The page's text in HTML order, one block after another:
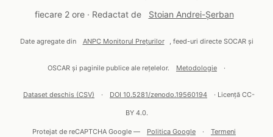
fiecare 2 ore · Redactat de
Stoian Andrei-Șerban
Date agregate din ANPC Monitorul Prețurilor , feed-uri directe SOCAR și
OSCAR și paginile publice ale rețelelor. Metodologie ·
Dataset deschis (CSV) · DOI 10.5281/zenodo.19560194 · Licență CC-
BY 4.0.
Protejat de reCAPTCHA Google — Politica Google · Termeni